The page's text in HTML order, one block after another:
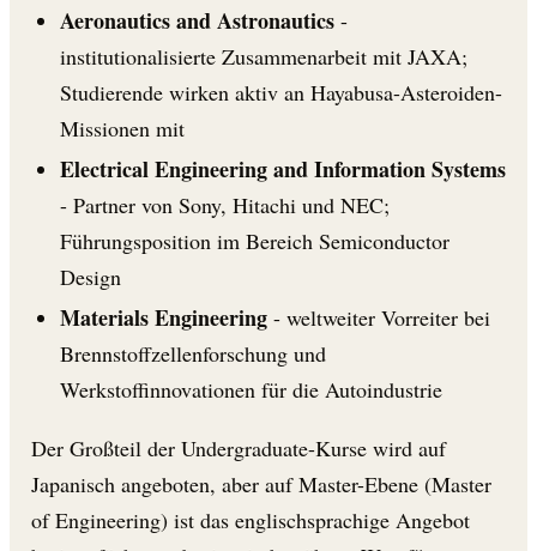
Aeronautics and Astronautics-
institutionalisierte Zusammenarbeit mit JAXA;
Studierende wirken aktiv an Hayabusa-Asteroiden-
Missionen mit
Electrical Engineering and Information Systems
- Partner von Sony, Hitachi und NEC;
Führungsposition im Bereich Semiconductor
Design
Materials Engineering- weltweiter Vorreiter bei
Brennstoffzellenforschung und
Werkstoffinnovationen für die Autoindustrie
Der Großteil der Undergraduate-Kurse wird auf
Japanisch angeboten, aber auf Master-Ebene (Master
of Engineering) ist das englischsprachige Angebot